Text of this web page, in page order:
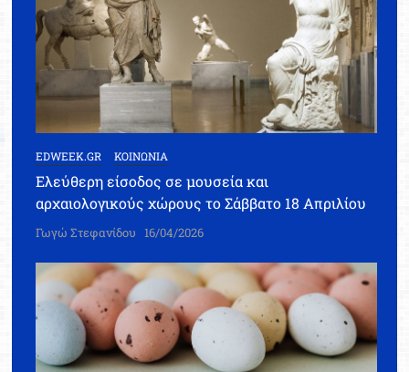
EDWEEK.GR ΚΟΙΝΩΝΙΑ
Ελεύθερη είσοδος σε μουσεία και
αρχαιολογικούς χώρους το Σάββατο 18 Απριλίου
Γωγώ Στεφανίδου 16/04/2026